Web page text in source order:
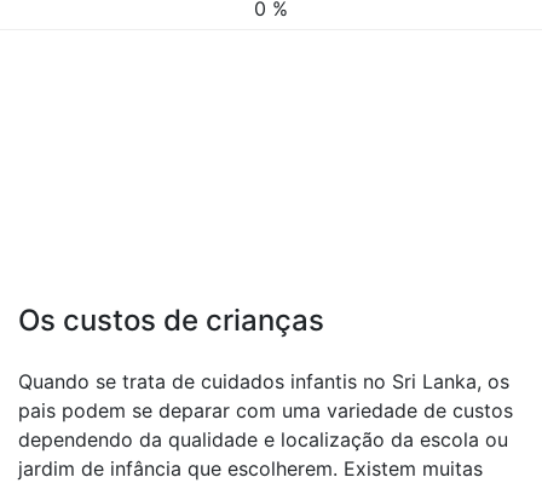
0 %
Os custos de crianças
Quando se trata de cuidados infantis no Sri Lanka, os
pais podem se deparar com uma variedade de custos
dependendo da qualidade e localização da escola ou
jardim de infância que escolherem. Existem muitas